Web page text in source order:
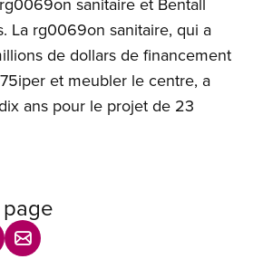
La rg0069on sanitaire, qui a
de dollars de financement
et meubler le centre, a
ans pour le projet de 23